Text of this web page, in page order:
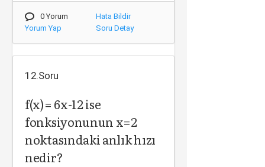
0 Yorum
Yorum Yap
Hata Bildir
Soru Detay
12.Soru
f(x)= 6x-12 ise
fonksiyonunun x=2
noktasındaki anlık hızı
nedir?